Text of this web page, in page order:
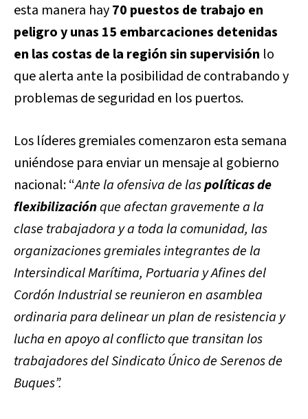
esta manera hay70 puestos de trabajo en
peligro y unas 15 embarcaciones detenidas
en las costas de la región sin supervisión lo
que alerta ante la posibilidad de contrabando y
problemas de seguridad en los puertos.
Los líderes gremiales comenzaron esta semana
uniéndose para enviar un mensaje al gobierno
nacional: “Ante la ofensiva de laspolíticas de
flexibilizaciónque afectan gravemente a la
clase trabajadora y a toda la comunidad, las
organizaciones gremiales integrantes de la
Intersindical Marítima, Portuaria y Afines del
Cordón Industrial se reunieron en asamblea
ordinaria para delinear un plan de resistencia y
lucha en apoyo al conflicto que transitan los
trabajadores del Sindicato Único de Serenos de
Buques”.